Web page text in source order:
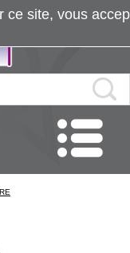
ce site, vous